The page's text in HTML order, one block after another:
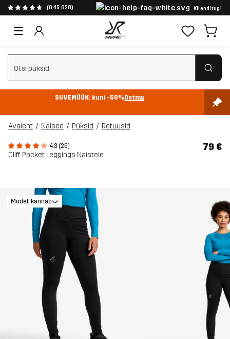
(845 828) Klienditugi
Tühjenda otsing
SUVEMÜÜK: kuni -50%Ostma
Avaleht Naised Püksid Retuusid
4.3 (26)
Cliff Pocket Leggings Naistele
79 €
Modell kannab